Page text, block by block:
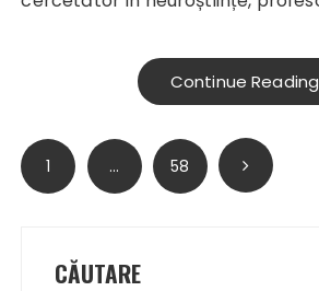
Continue Reading
Paginație
articole
1 … 58
CĂUTARE